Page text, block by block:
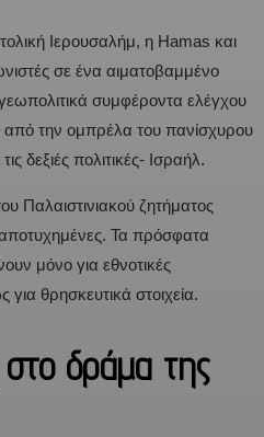
Ιερουσαλήμ, η Ηamas και
σε ένα αιματοβαμμένο
συμφέροντα ελέγχου
την ομπρέλα του πανίσχυρου
δεξιές πολιτικές- Ισραήλ.
Παλαιστινιακού ζητήματος
Τα πρόσφατα
μόνο για εθνοτικές
θρησκευτικά στοιχεία.
δράμα της